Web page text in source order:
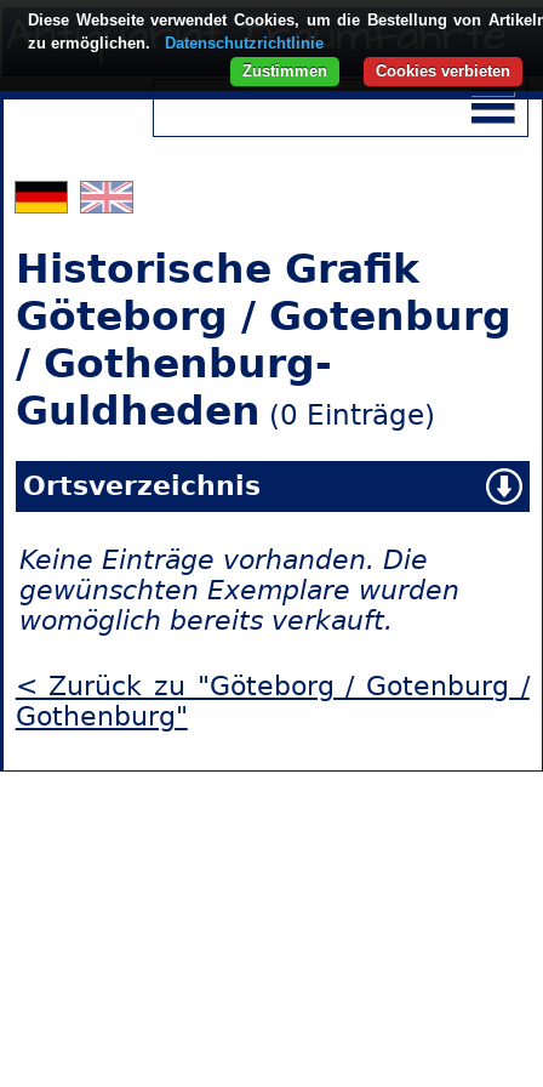
Historische Grafik
Göteborg / Gotenburg
/ Gothenburg-
Guldheden (0 Einträge)
Ortsverzeichnis
Keine Einträge vorhanden. Die
gewünschten Exemplare wurden
womöglich bereits verkauft.
< Zurück zu "Göteborg / Gotenburg /
Gothenburg"
Diese Webseite verwendet Cookies, um die Bestellung von
zu ermöglichen.
Datenschutzrichtlinie
Cookies verbieten
Zustimmen